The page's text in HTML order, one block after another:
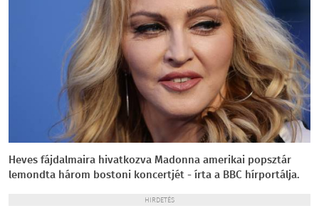
Heves fájdalmaira hivatkozva Madonna amerikai popsztár
lemondta három bostoni koncertjét - írta a BBC hírportálja.
HIRDETÉS